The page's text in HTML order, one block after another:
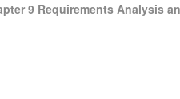
9 Requirements Analysis